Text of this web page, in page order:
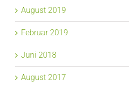
August 2019
Februar 2019
Juni 2018
August 2017